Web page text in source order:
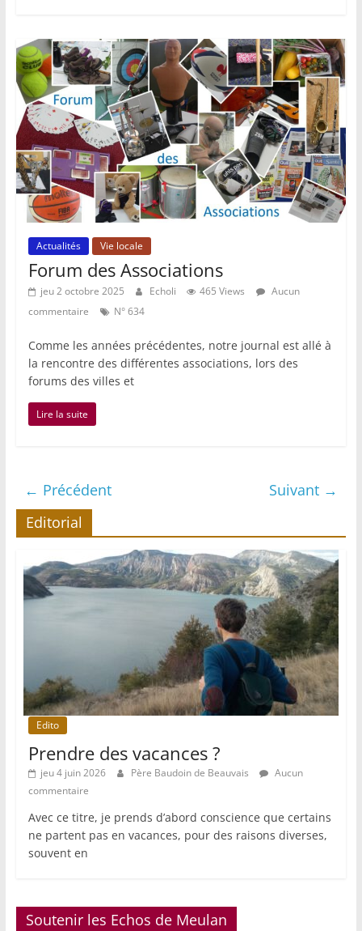
Actualités Vie locale
Forum des Associations
jeu 2 octobre 2025 Echoli 465 Views
Aucun
commentaire
N° 634
Comme les années précédentes, notre journal est allé à
la rencontre des différentes associations, lors des
forums des villes et
Lire la suite
← Précédent
Suivant →
Editorial
Edito
Prendre des vacances ?
jeu 4 juin 2026 Père Baudoin de Beauvais
Aucun
commentaire
Avec ce titre, je prends d’abord conscience que certains
ne partent pas en vacances, pour des raisons diverses,
souvent en
Soutenir les Echos de Meulan